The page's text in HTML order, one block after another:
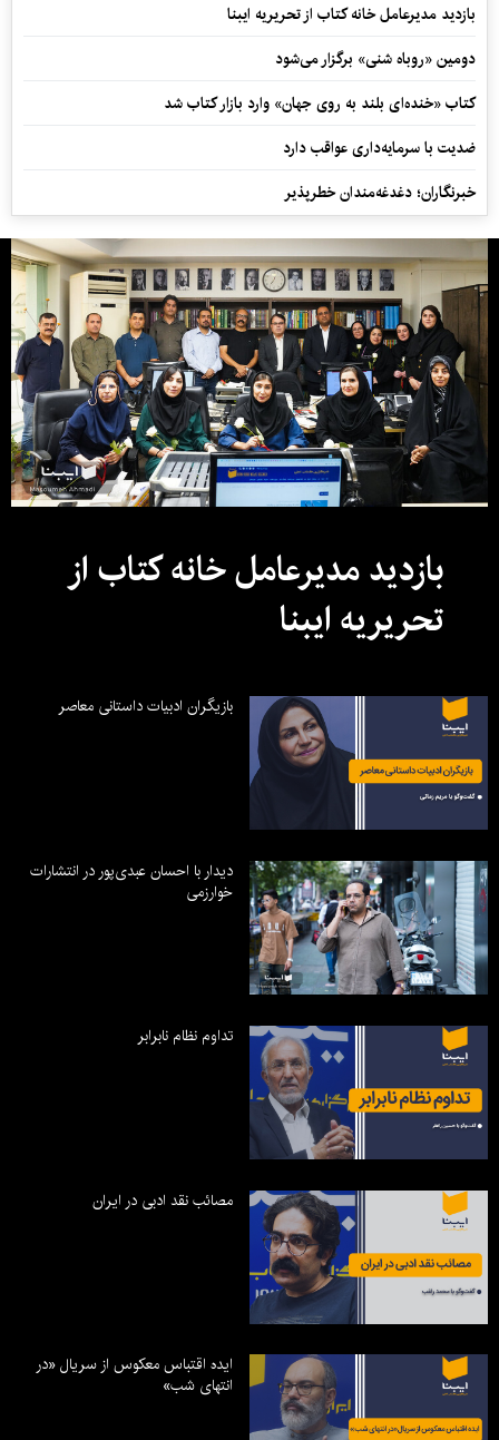
بازدید مدیرعامل خانه کتاب از تحریریه ایبنا
دومین «روباه شنی» برگزار می‌شود
کتاب «خنده‌ای بلند به روی جهان» وارد بازار کتاب شد
ضدیت با سرمایه‌داری عواقب دارد
خبرنگاران؛ دغدغه‌مندان خطرپذیر
بازدید مدیرعامل خانه کتاب از
تحریریه ایبنا
بازیگران ادبیات داستانی معاصر
دیدار با احسان عبدی‌پور در انتشارات
خوارزمی
تداوم نظام نابرابر
مصائب نقد ادبی در ایران
ایده اقتباس معکوس از سریال «در
انتهای شب»